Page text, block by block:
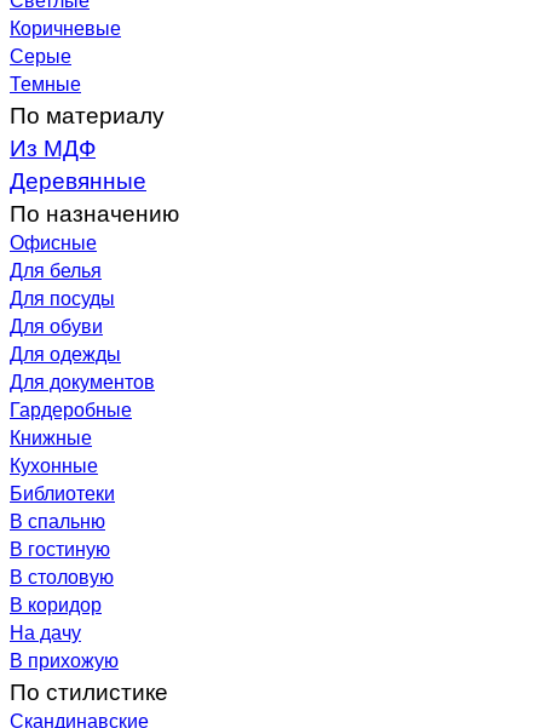
Коричневые
Серые
Темные
По материалу
Из МДФ
Деревянные
По назначению
Офисные
Для белья
Для посуды
Для обуви
Для одежды
Для документов
Гардеробные
Книжные
Кухонные
Библиотеки
В спальню
В гостиную
В столовую
В коридор
На дачу
В прихожую
По стилистике
Скандинавские